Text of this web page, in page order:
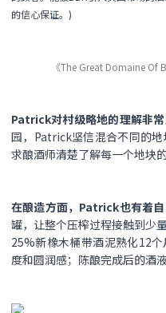
的信心保证。)
《The Great Domaine Of
Patrick对村级略地的理解非
园，Patrick坚信混合不同的
求酿酒师清楚了解每一个地块
在酿造方面，Patrick也有着
罐，让整个压榨过程接触到少
25%新橡木桶带酒泥熟化12
度和圆润感；陈酿完成后的酒